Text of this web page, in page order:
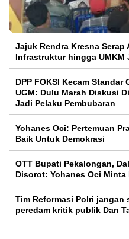
Jajuk Rendra Kresna Serap
Infrastruktur hingga UMKM
DPP FOKSI Kecam
UGM: Dulu Marah Diskusi
Jadi Pelaku Pembubaran
Yohanes Oci: Pertemuan
Baik Untuk Demokrasi
OTT Bupati Pekalongan,
Disorot: Yohanes Oci Minta
Tim Reformasi Polri jangan
peredam kritik publik Dan